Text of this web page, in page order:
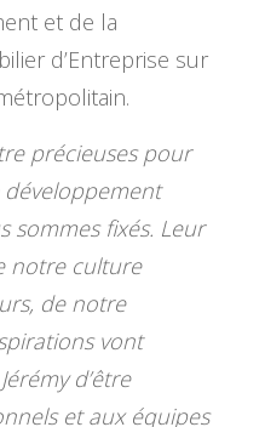
et de la
d’Entreprise sur
précieuses pour
sommes fixés. Leur
notre culture
de notre
vont
d’être
et aux équipes